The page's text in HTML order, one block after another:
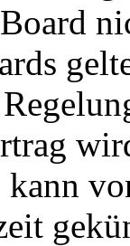
kann